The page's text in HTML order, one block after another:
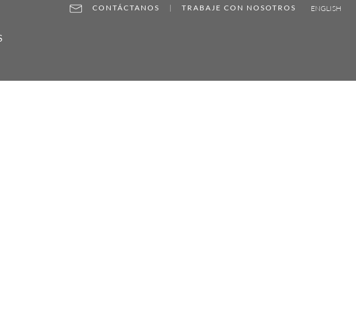
CONTÁCTANOS | TRABAJE CON NOSOTROS ENGLISH